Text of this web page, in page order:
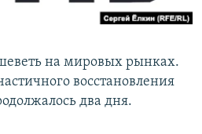
на мировых рынках.
восстановления
два дня.